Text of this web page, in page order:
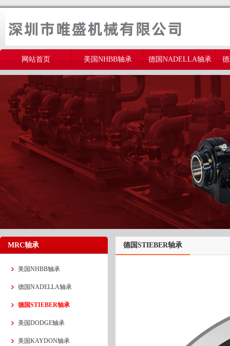
网站首页 美国NHBB轴承 德国NADELLA轴承
美国THOMSON轴承
MRC轴承
美国NHBB轴承
德国NADELLA轴承
德国STIEBER轴承
美国DODGE轴承
美国KAYDON轴承
德国STIEBER轴承